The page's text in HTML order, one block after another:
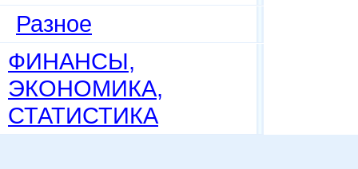
Разное
ФИНАНСЫ,
ЭКОНОМИКА,
СТАТИСТИКА